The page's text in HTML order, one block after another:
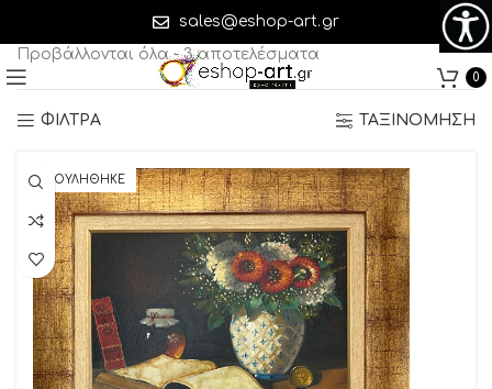
sales@eshop-art.gr
0
Προβάλλονται όλα - 3 αποτελέσματα
ΦΙΛΤΡΑ ΤΑΞΙΝΟΜΗΣΗ
ΠΟΥΛΗΘΗΚΕ